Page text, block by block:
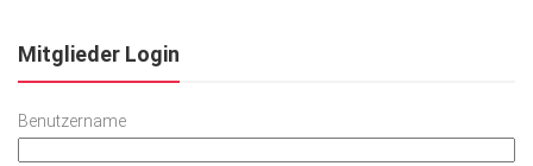
Mitglieder Login
Benutzername